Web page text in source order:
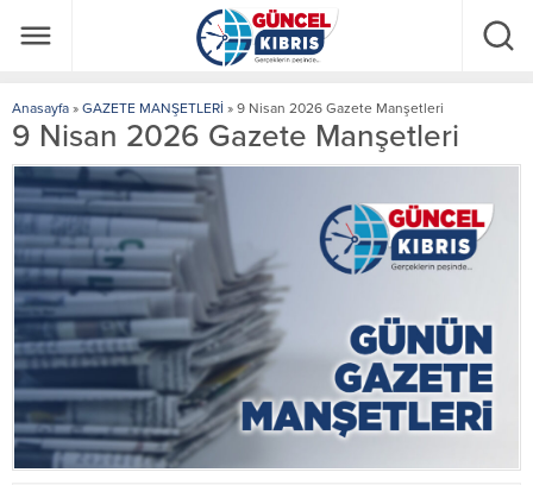
Anasayfa » GAZETE MANŞETLERİ » 9 Nisan 2026 Gazete Manşetleri
9 Nisan 2026 Gazete Manşetleri